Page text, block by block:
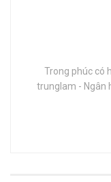
Trong phúc có
trunglam - Ngân